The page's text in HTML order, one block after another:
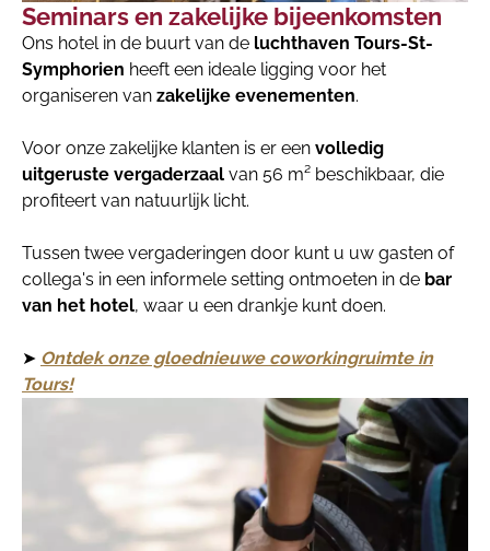
Seminars en zakelijke bijeenkomsten
Ons hotel in de buurt van de luchthaven Tours-St-
Symphorien heeft een ideale ligging voor het
organiseren van zakelijke evenementen.
Voor onze zakelijke klanten is er een volledig
uitgeruste vergaderzaal van 56 m² beschikbaar, die
profiteert van natuurlijk licht.
Tussen twee vergaderingen door kunt u uw gasten of
collega's in een informele setting ontmoeten in de bar
van het hotel, waar u een drankje kunt doen.
➤ Ontdek onze gloednieuwe coworkingruimte in
Tours!